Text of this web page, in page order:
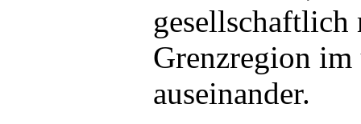
Grenzregion
auseinander.